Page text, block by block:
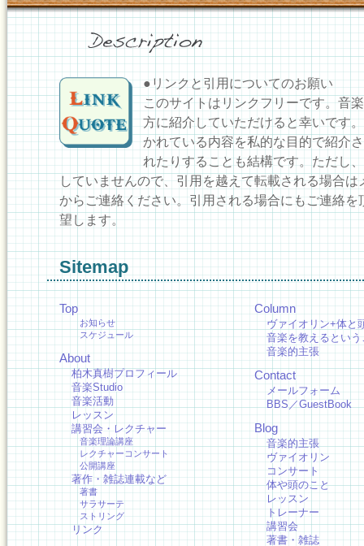
●リンクと引用についてのお願い
このサイトはリンクフリーです。音
方に紹介していただけると幸いです
かれている内容を私的な目的で紹介
れたりすることも結構です。ただし
していませんので、引用を越えて転載される場合は
からご連絡ください。引用される場合にもご連絡を
望します。
Sitemap
Top
お知らせ
スケジュール
About
柏木真樹プロフィール
音楽Studio
音楽活動
レッスン
講習会・レクチャー
音楽理論講座
レクチャーコンサート
公開講座
著作・雑誌連載など
著書
サラサーテ
ストリング
リンク
Column
ヴァイオリン+体と
音楽を教えるという
音楽的主張
Contact
メールフォーム
BBS／GuestBook
Blog
音楽的主張
ヴァイオリン
コンサート
体や頭のこと
レッスン
トレーナー
講習会
著書・雑誌